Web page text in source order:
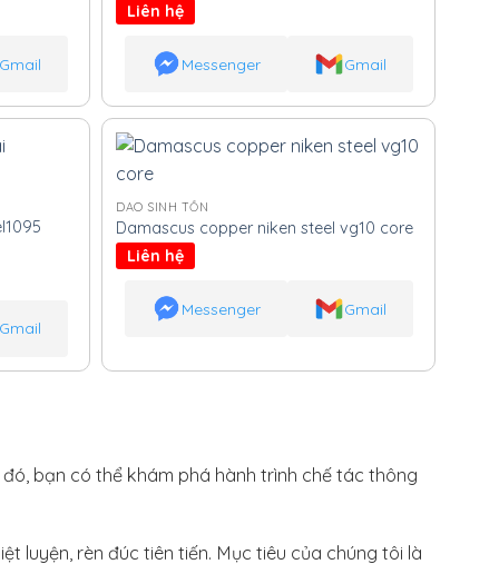
Liên hệ
Messenger Gmail
DAO SINH TỒN
Damascus copper niken steel vg10 core
Liên hệ
Messenger Gmail
bạn có thể khám phá hành trình chế tác thông
luyện, rèn đúc tiên tiến. Mục tiêu của chúng tôi là